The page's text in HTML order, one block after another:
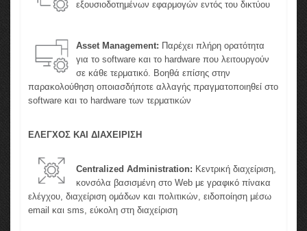
εξουσιοδοτημένων εφαρμογών εντός του δικτύου
Asset Management: Παρέχει πλήρη ορατότητα
για το software και το hardware που λειτουργούν
σε κάθε τερματικό. Βοηθά επίσης στην
παρακολούθηση οποιασδήποτε αλλαγής πραγματοποιηθεί στο
software και το hardware των τερματικών
ΕΛΕΓΧΟΣ ΚΑΙ ΔΙΑΧΕΙΡΙΣΗ
Centralized Administration: Κεντρική διαχείριση,
κονσόλα βασισμένη στο Web με γραφικό πίνακα
ελέγχου, διαχείριση ομάδων και πολιτικών, ειδοποίηση μέσω
email και sms, εύκολη στη διαχείριση